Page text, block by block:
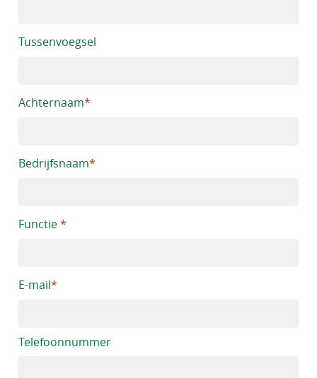
Tussenvoegsel
Achternaam
Bedrijfsnaam
Functie
E-mail
Telefoonnummer